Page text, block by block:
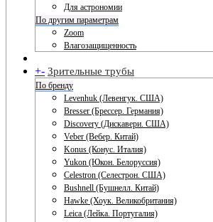
Для астрономии
По другим параметрам
Zoom
Влагозащищенность
+- Зрительные трубы
По бренду
Levenhuk (Левенгук. США)
Bresser (Брессер. Германия)
Discovery (Дискавери. США)
Veber (Вебер. Китай)
Konus (Конус. Италия)
Yukon (Юкон. Белоруссия)
Celestron (Селестрон. США)
Bushnell (Бушнелл. Китай)
Hawke (Хоук. Великобритания)
Leica (Лейка. Португалия)